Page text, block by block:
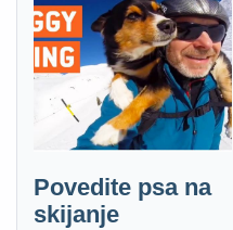
Povedite psa na
skijanje